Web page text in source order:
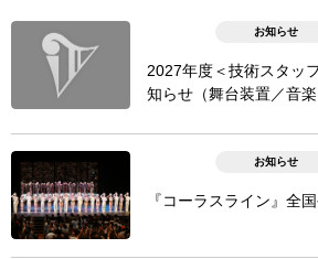
お知らせ
2027年度＜技術スタッ
知らせ（舞台装置／音楽
お知らせ
『コーラスライン』全